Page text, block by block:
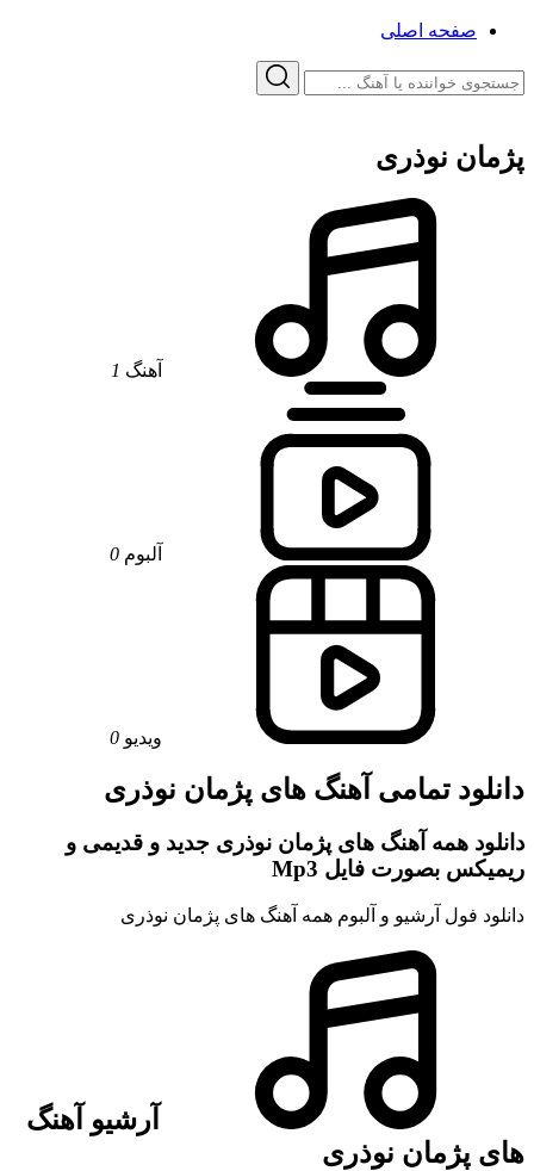
صفحه اصلی
پژمان نوذری
آهنگ 1
آلبوم 0
ویدیو 0
دانلود تمامی آهنگ های پژمان نوذری
دانلود همه آهنگ های پژمان نوذری جدید و قدیمی و
ریمیکس بصورت فایل Mp3
دانلود فول آرشیو و آلبوم همه آهنگ های پژمان نوذری
آرشیو آهنگ
های پژمان نوذری